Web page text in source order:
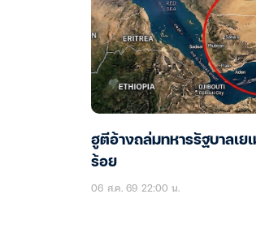
ฮูตีอ้างถล่มทหารรัฐบาลเย
ร้อย
06 ส.ค. 69 22:00 น.